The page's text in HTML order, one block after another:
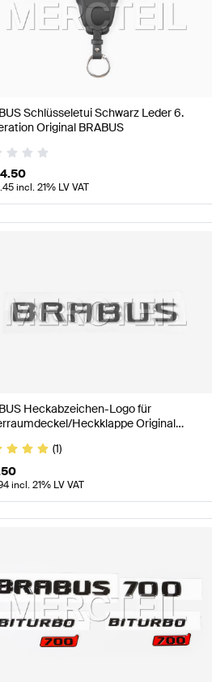
Schlüsseletui Schwarz Leder 6.
Original BRABUS
incl. 21% LV VAT
Heckabzeichen-Logo für
Heckklappe Original
(1)
incl. 21% LV VAT